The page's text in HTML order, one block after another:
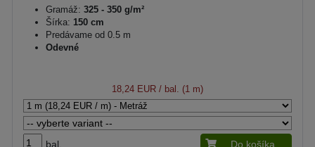
Gramáž: 325 - 350 g/m²
Šírka: 150 cm
Predávame od 0.5 m
Odevné
18,24 EUR / bal. (1 m)
bal. Do košíka